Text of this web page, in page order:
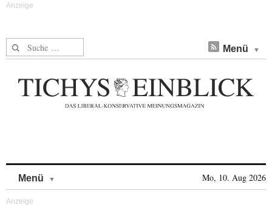
Suche nach: Menü
Menü Mo, 10. Aug 2026